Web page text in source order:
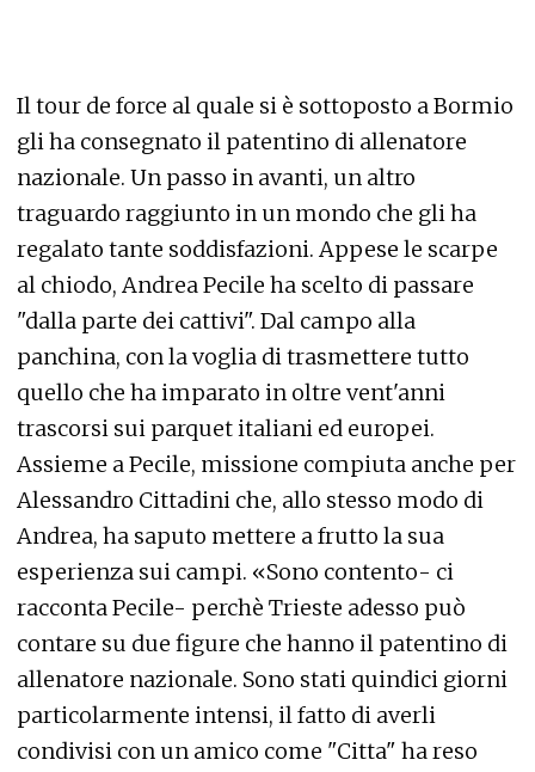
Il tour de force al quale si è sottoposto a Bormio
gli ha consegnato il patentino di allenatore
nazionale. Un passo in avanti, un altro
traguardo raggiunto in un mondo che gli ha
regalato tante soddisfazioni. Appese le scarpe
al chiodo, Andrea Pecile ha scelto di passare
"dalla parte dei cattivi". Dal campo alla
panchina, con la voglia di trasmettere tutto
quello che ha imparato in oltre vent'anni
trascorsi sui parquet italiani ed europei.
Assieme a Pecile, missione compiuta anche per
Alessandro Cittadini che, allo stesso modo di
Andrea, ha saputo mettere a frutto la sua
esperienza sui campi. «Sono contento- ci
racconta Pecile- perchè Trieste adesso può
contare su due figure che hanno il patentino di
allenatore nazionale. Sono stati quindici giorni
particolarmente intensi, il fatto di averli
condivisi con un amico come "Citta" ha reso